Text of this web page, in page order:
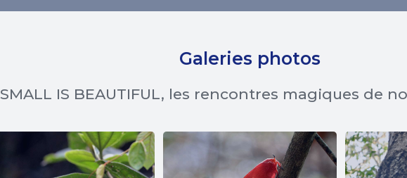
Galeries photos
SMALL IS BEAUTIFUL, les rencontres magiques de